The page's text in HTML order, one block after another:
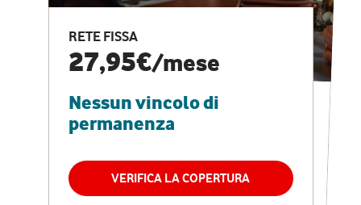
RETE FISSA
27,95€/mese
Nessun vincolo di
permanenza
VERIFICA LA COPERTURA
CASA PRO
Internet veloce e
vantaggi speciali
RETE FISSA + VODAFONE CLUB
29,95€
permanenza